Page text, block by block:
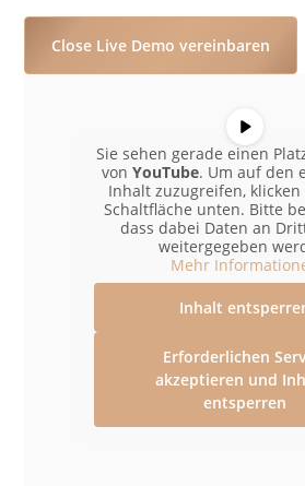
Sie sehen gerade einen
von YouTube. Um auf den
Inhalt zuzugreifen, klicken
Schaltfläche unten. Bitte
dass dabei Daten an
weitergegeben
Mehr
Inhalt
Erforderlichen
akzeptieren und
entsperren
Close Live Demo vereinbaren